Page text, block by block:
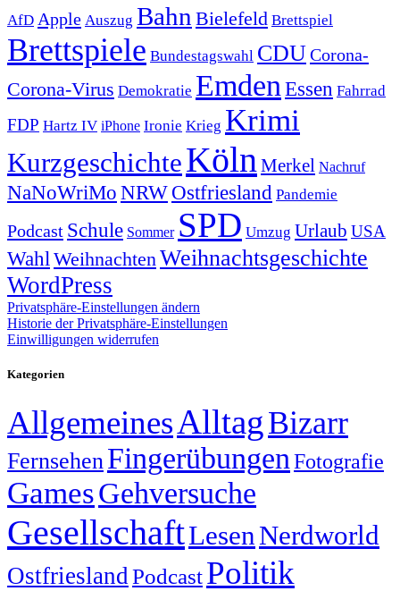
AfD Apple Auszug Bahn Bielefeld Brettspiel
Brettspiele Bundestagswahl CDUCorona-
Corona-Virus Demokratie Emden Essen Fahrrad
FDP Hartz IV iPhone Ironie Krieg Krimi
KurzgeschichteKöln Merkel Nachruf
NaNoWriMo NRWOstfriesland Pandemie
Podcast Schule Sommer SPD Umzug Urlaub USA
Wahl Weihnachten Weihnachtsgeschichte
WordPress
Privatsphäre-Einstellungen ändern
Historie der Privatsphäre-Einstellungen
Einwilligungen widerrufen
Kategorien
AllgemeinesAlltagBizarr
FernsehenFingerübungen Fotografie
GamesGehversuche
GesellschaftLesenNerdworld
OstfrieslandPodcastPolitik